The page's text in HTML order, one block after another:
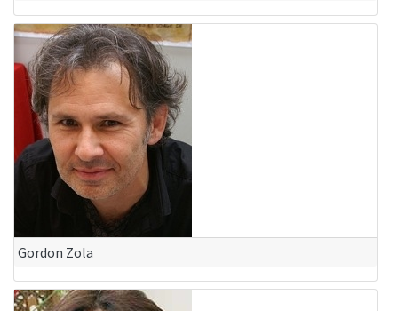
Gordon Zola